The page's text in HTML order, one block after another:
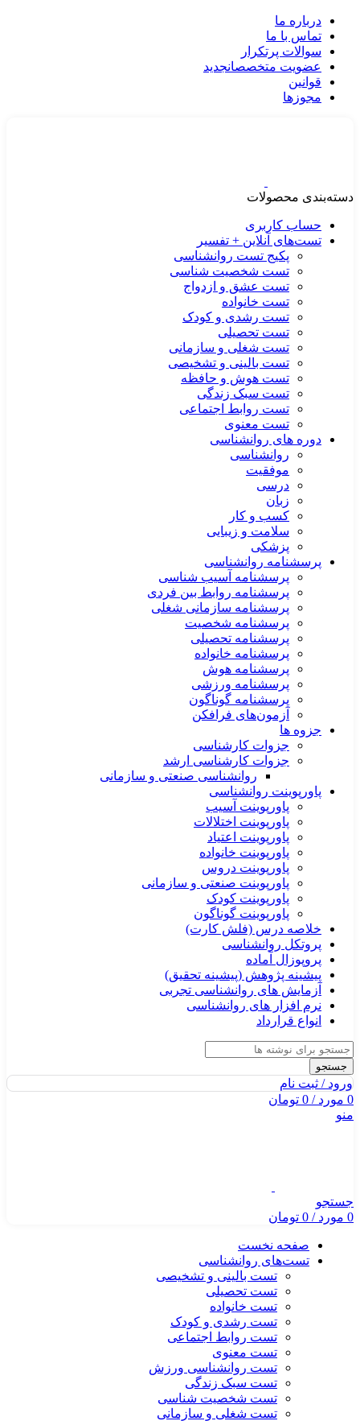
درباره ما
تماس با ما
سوالات پرتکرار
عضویت متخصصانجدید
قوانین
مجوزها
دسته‌بندی محصولات
حساب کاربری
تست‌های آنلاین + تفسیر
پکیج تست روانشناسی
تست شخصیت شناسی
تست عشق و ازدواج
تست خانواده
تست رشدی و کودک
تست تحصیلی
تست شغلی و سازمانی
تست بالینی و تشخیصی
تست هوش و حافظه
تست سبک زندگی
تست روابط اجتماعی
تست معنوی
دوره های روانشناسی
روانشناسی
موفقیت
درسی
زبان
کسب و کار
سلامت و زیبایی
پزشکی
پرسشنامه روانشناسی
پرسشنامه آسیب شناسی
پرسشنامه روابط بین فردی
پرسشنامه سازمانی شغلی
پرسشنامه شخصیت
پرسشنامه تحصیلی
پرسشنامه خانواده
پرسشنامه هوش
پرسشنامه ورزشی
پرسشنامه گوناگون
آزمون‌های فرافکن
جزوه ها
جزوات کارشناسی
جزوات کارشناسی ارشد
روانشناسی صنعتی و سازمانی
پاورپوینت روانشناسی
پاورپوینت آسیب
پاورپوینت اختلالات
پاورپوینت اعتیاد
پاورپوینت خانواده
پاورپوینت دروس
پاورپوینت صنعتی و سازمانی
پاورپوینت کودک
پاورپوینت گوناگون
خلاصه درس (فلش کارت)
پروتکل روانشناسی
پروپوزال آماده
پیشینه پژوهش (پیشینه تحقیق)
آزمایش های روانشناسی تجربی
نرم افزار های روانشناسی
انواع قرارداد
جستجو
ورود / ثبت نام
0 مورد/
0 تومان
منو
جستجو
0 مورد/
0 تومان
صفحه نخست
تست‌های روانشناسی
تست بالینی و تشخیصی
تست تحصیلی
تست خانواده
تست رشدی و کودک
تست روابط اجتماعی
تست معنوی
تست روانشناسی ورزش
تست سبک زندگی
تست شخصیت شناسی
تست شغلی و سازمانی